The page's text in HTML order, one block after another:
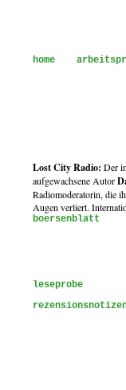
home
Lost City Radio: Der
aufgewachsene Autor
Radiomoderatorin, die
Augen verliert.
boersenblatt
leseprobe